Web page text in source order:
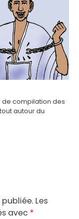
de compilation des
autour du
Les
avec *